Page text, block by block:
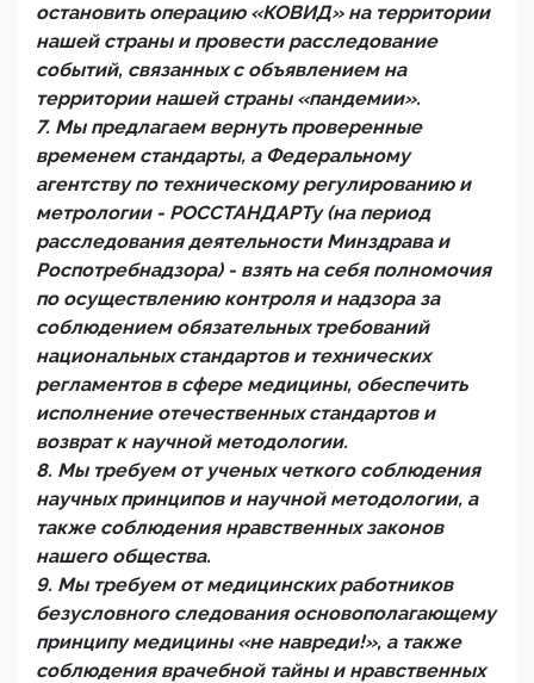
остановить операцию «КОВИД» на территории
нашей страны и провести расследование
событий, связанных с объявлением на
территории нашей страны «пандемии».
7. Мы предлагаем вернуть проверенные
временем стандарты, а Федеральному
агентству по техническому регулированию и
метрологии - РОССТАНДАРТу (на период
расследования деятельности Минздрава и
Роспотребнадзора) - взять на себя полномочия
по осуществлению контроля и надзора за
соблюдением обязательных требований
национальных стандартов и технических
регламентов в сфере медицины, обеспечить
исполнение отечественных стандартов и
возврат к научной методологии.
8. Мы требуем от ученых четкого соблюдения
научных принципов и научной методологии, а
также соблюдения нравственных законов
нашего общества.
9. Мы требуем от медицинских работников
безусловного следования основополагающему
принципу медицины «не навреди!», а также
соблюдения врачебной тайны и нравственных